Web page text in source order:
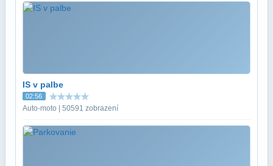
IS v palbe
02:56
Auto-moto | 50591 zobrazení